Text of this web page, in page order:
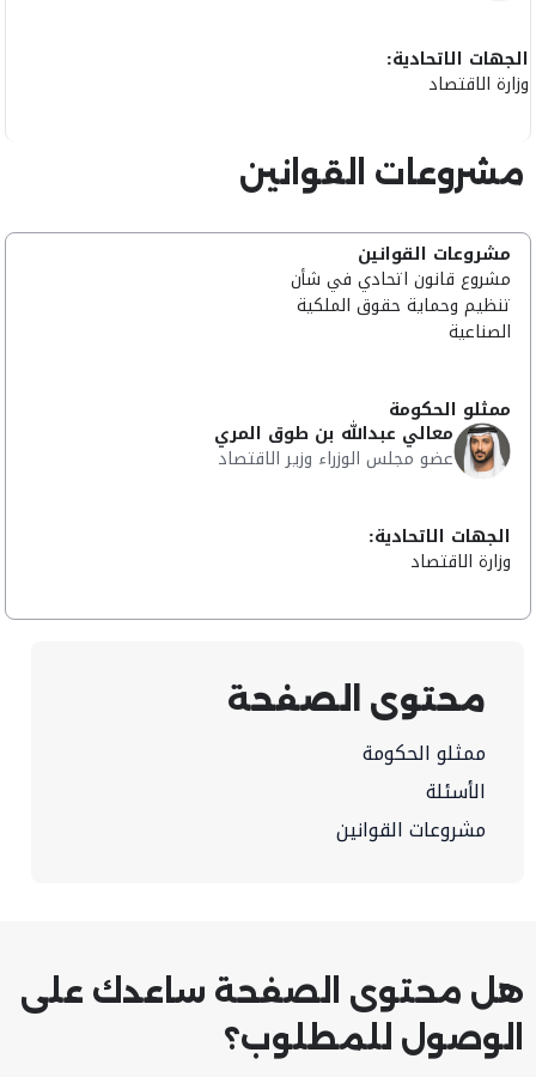
الجهات الاتحادية:
وزارة الاقتصاد
مشروعات القوانين
مشروعات القوانين
مشروع قانون اتحادي في شأن
تنظيم وحماية حقوق الملكية
الصناعية
ممثلو الحكومة
معالي عبدالله بن طوق المري
عضو مجلس الوزراء وزير الاقتصاد
الجهات الاتحادية:
وزارة الاقتصاد
محتوى الصفحة
ممثلو الحكومة
الأسئلة
مشروعات القوانين
هل محتوى الصفحة ساعدك على
الوصول للمطلوب؟